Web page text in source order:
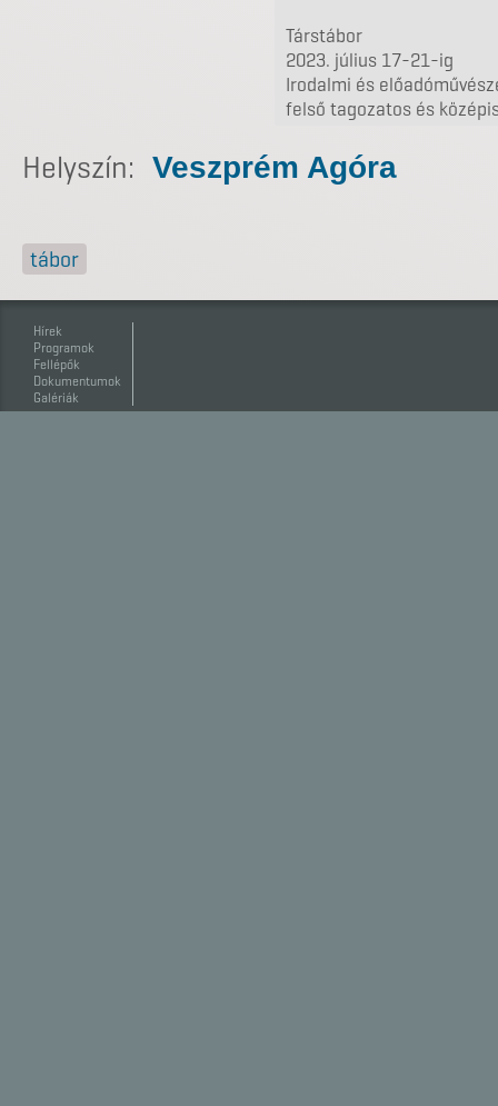
Társtábor
2023. július 17-21-ig
Irodalmi és
felső tagozatos és
Helyszín: Veszprém Agóra
tábor
Hírek
Programok
Fellépők
Dokumentumok
Galériák